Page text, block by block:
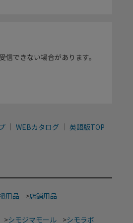
できない場合があります。
WEBカタログ 英語版TOP
用品 >店舗用品
>シモジマモール >シモラボ